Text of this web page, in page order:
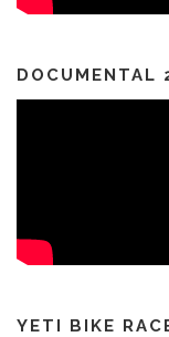
DOCUMENTAL
YETI BIKE